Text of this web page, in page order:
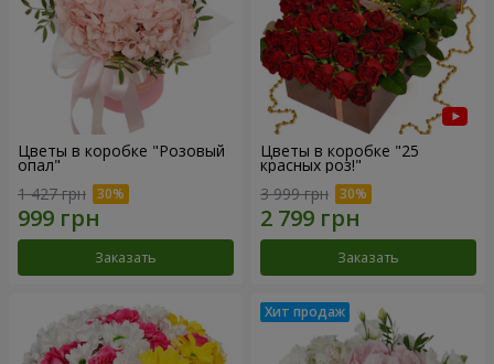
Цветы в коробке "Розовый
опал"
1 427 грн
Заказать
Цветы в коробке "25
красных роз!"
3 999 грн
Заказать